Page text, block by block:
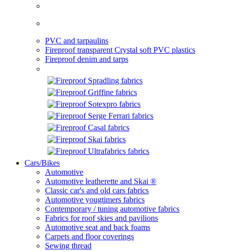
PVC and tarpaulins
Fireproof transparent Crystal soft PVC plastics
Fireproof denim and tarps
Cars/Bikes
Automotive
Automotive leatherette and Skai ®
Classic car's and old cars fabrics
Automotive yougtimers fabrics
Contemporary / tuning automotive fabrics
Fabrics for roof skies and pavilions
Automotive seat and back foams
Carpets and floor coverings
Sewing thread